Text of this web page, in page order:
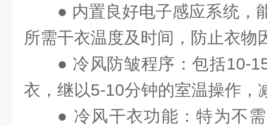
● 内置良好电子感应系统，
所需干衣温度及时间，防止衣物
● 冷风防皱程序：包括10-
衣，继以5-10分钟的室温操作，
● 冷风干衣功能：特为不